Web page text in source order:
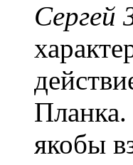
Сергей
якобы